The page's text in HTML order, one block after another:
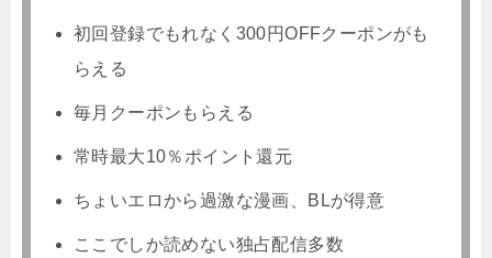
初回登録でもれなく300円OFFクーポンがも
らえる
毎月クーポンもらえる
常時最大10％ポイント還元
ちょいエロから過激な漫画、BLが得意
ここでしか読めない独占配信多数